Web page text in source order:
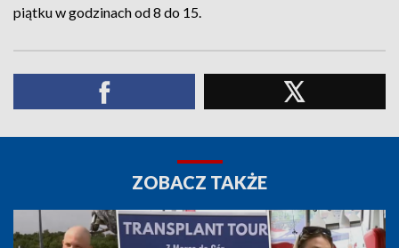
piątku w godzinach od 8 do 15.
ZOBACZ TAKŻE